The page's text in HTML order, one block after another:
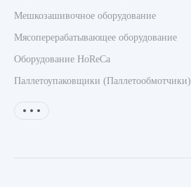
Мешкозашивочное оборудование
Мясоперерабатывающее оборудование
Оборудование HoReCa
Паллетоупаковщики (Паллетообмотчики)